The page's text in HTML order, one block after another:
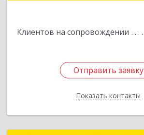
Клиентов на сопровождении
Отправить заявку
Показать контакты
Отправить заявку
Назад